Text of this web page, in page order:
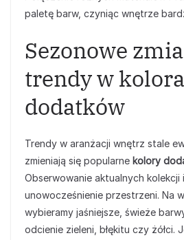
paletę barw, czyniąc wnętrze
Sezonowe
trendy w
dodatków
Trendy w aranżacji wnętrz stale
zmieniają się popularne kolory
Obserwowanie aktualnych kolekcji
unowocześnienie przestrzeni. Na
wybieramy jaśniejsze, świeże
odcienie zieleni, błękitu czy żółci.